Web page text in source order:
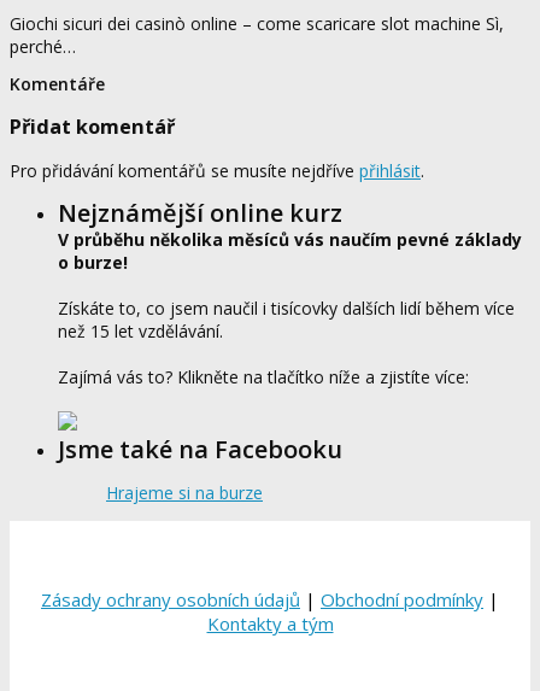
Giochi sicuri dei casinò online – come scaricare slot machine Sì,
perché…
Komentáře
Přidat komentář
Pro přidávání komentářů se musíte nejdříve přihlásit.
Nejznámější online kurz
V průběhu několika měsíců vás naučím pevné základy
o burze!
Získáte to, co jsem naučil i tisícovky dalších lidí během více
než 15 let vzdělávání.
Zajímá vás to? Klikněte na tlačítko níže a zjistíte více:
Jsme také na Facebooku
Hrajeme si na burze
Zásady ochrany osobních údajů | Obchodní podmínky |
Kontakty a tým